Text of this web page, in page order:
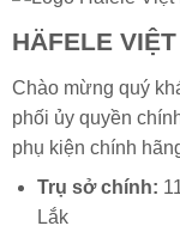
HÄFELE
Chào mừng quý
phối ủy quyền
phụ kiện chính
Trụ sở chính:
Lắk